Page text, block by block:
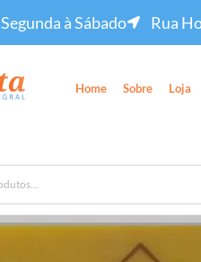
Segunda à Sábado Rua
Home Sobre Loja